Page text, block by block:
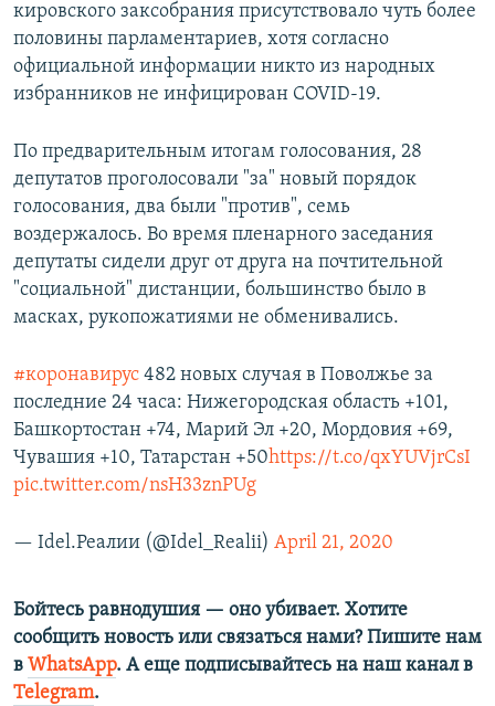
кировского заксобрания присутствовало чуть более
половины парламентариев, хотя согласно
официальной информации никто из народных
избранников не инфицирован COVID-19.
По предварительным итогам голосования, 28
депутатов проголосовали "за" новый порядок
голосования, два были "против", семь
воздержалось. Во время пленарного заседания
депутаты сидели друг от друга на почтительной
"социальной" дистанции, большинство было в
масках, рукопожатиями не обменивались.
#коронавирус 482 новых случая в Поволжье за
последние 24 часа: Нижегородская область +101,
Башкортостан +74, Марий Эл +20, Мордовия +69,
Чувашия +10, Татарстан +50https://t.co/qxYUVjrCsI
pic.twitter.com/nsH33znPUg
— Idel.Реалии (@Idel_Realii) April 21, 2020
Бойтесь равнодушия — оно убивает. Хотите
сообщить новость или связаться нами? Пишите нам
в WhatsApp. А еще подписывайтесь на наш канал в
Telegram.